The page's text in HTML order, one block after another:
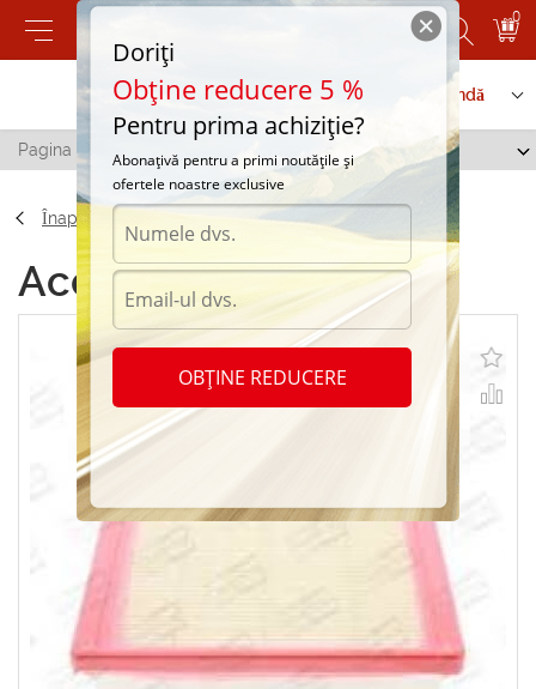
0
Contactați-ne Serviciu de comandă
Pagina principală
Înapoi
Accesorii CAF100762P
Doriți
Obține reducere 5 %
Pentru prima achiziție?
Abonațivă pentru a primi noutățile și
ofertele noastre exclusive
OBȚINE REDUCERE